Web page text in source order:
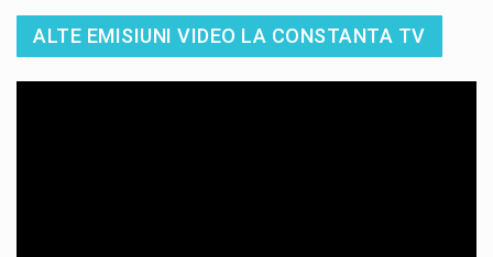
ALTE EMISIUNI VIDEO LA CONSTANTA TV